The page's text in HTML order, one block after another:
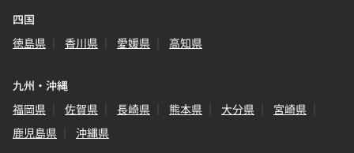
四国
徳島県
香川県 愛媛県 高知県
九州・沖縄
福岡県
佐賀県 長崎県 熊本県 大分県
宮崎県
鹿児島県
沖縄県